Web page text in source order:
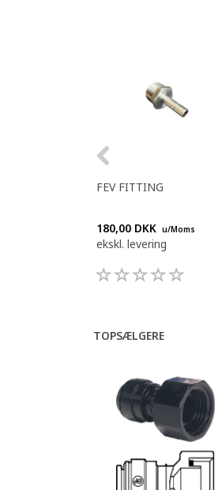
FEV FITTING
180,00 DKK u/Moms
ekskl. levering
TOPSÆLGERE